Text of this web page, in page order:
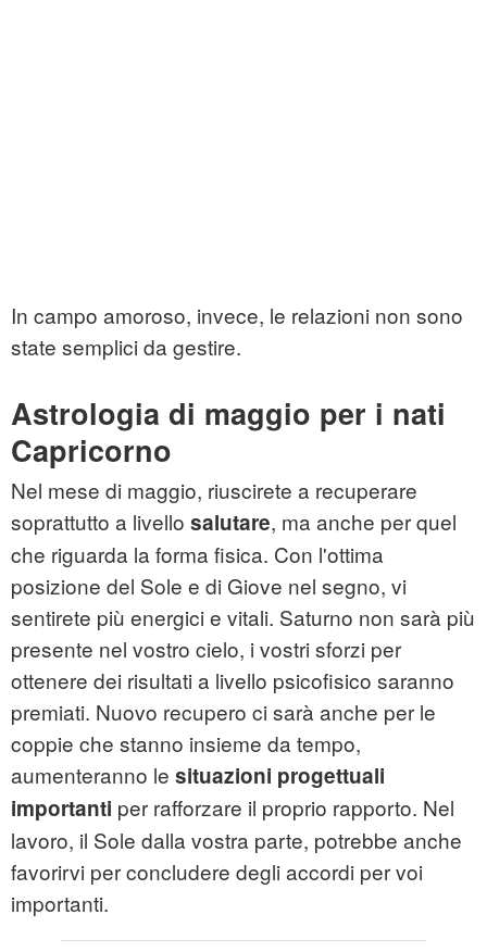
In campo amoroso, invece, le relazioni non sono
state semplici da gestire.
Astrologia di maggio per i nati
Capricorno
Nel mese di maggio, riuscirete a recuperare
soprattutto a livello salutare, ma anche per quel
che riguarda la forma fisica. Con l'ottima
posizione del Sole e di Giove nel segno, vi
sentirete più energici e vitali. Saturno non sarà più
presente nel vostro cielo, i vostri sforzi per
ottenere dei risultati a livello psicofisico saranno
premiati. Nuovo recupero ci sarà anche per le
coppie che stanno insieme da tempo,
aumenteranno le situazioni progettuali
importanti per rafforzare il proprio rapporto. Nel
lavoro, il Sole dalla vostra parte, potrebbe anche
favorirvi per concludere degli accordi per voi
importanti.